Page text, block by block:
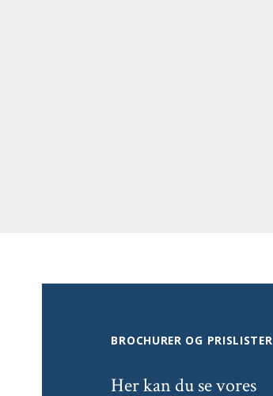
BROCHURER OG PRISLISTER
Her kan du se vores